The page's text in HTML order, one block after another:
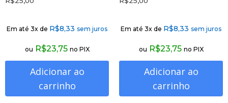
Em até 3x de R$8,33 sem juros
ou R$23,75 no PIX
Adicionar ao
carrinho
Em até 3x de R$8,33 sem juros
ou R$23,75 no PIX
Adicionar ao
carrinho